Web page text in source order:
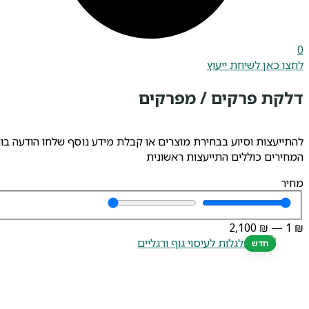
0
לחצו כאן לשיחת ייעוץ
דלקת פרקים / מפרקים
להתייעצות וסיוע בבחירת מוצרים או קבלת מידע נוסף שלחו הודעה
המחירים כוללים התייעצות ראשונית
מחיר
₪
1
—
₪
2,100
חדש